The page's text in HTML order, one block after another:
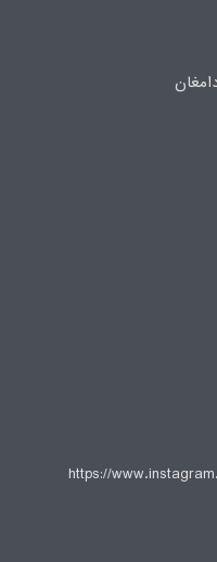
https://